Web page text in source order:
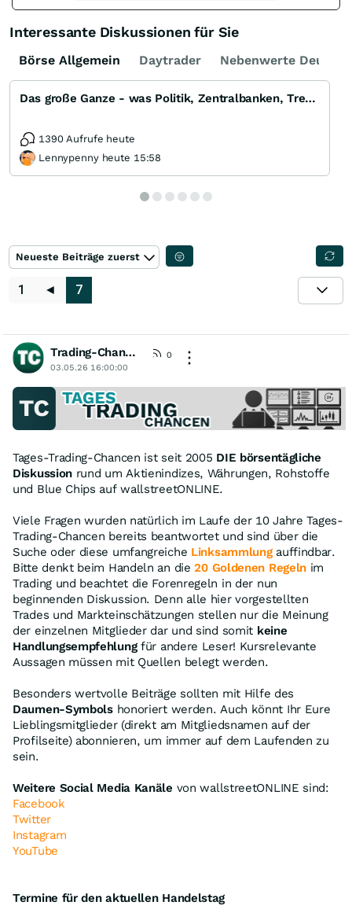
Interessante Diskussionen für Sie
Börse Allgemein Daytrader Nebenwerte
Das große Ganze - was Politik, Zentralbanken, Trends, Medien und Gesellschaft mit Aktien, Rohstoffen
1390 Aufrufe heute
Lennypenny heute 15:58
Neueste Beiträge zuerst
1 ◄ 7
Trading-Chancen [wO]
0
03.05.26 16:00:00
Tages-Trading-Chancen ist seit 2005 DIE börsentägliche
Diskussion rund um Aktienindizes, Währungen, Rohstoffe
und Blue Chips auf wallstreetONLINE.
Viele Fragen wurden natürlich im Laufe der 10 Jahre Tages-
Trading-Chancen bereits beantwortet und sind über die
Suche oder diese umfangreiche Linksammlungauffindbar.
Bitte denkt beim Handeln an die20 Goldenen Regeln im
Trading und beachtet die Forenregeln in der nun
beginnenden Diskussion. Denn alle hier vorgestellten
Trades und Markteinschätzungen stellen nur die Meinung
der einzelnen Mitglieder dar und sind somit keine
Handlungsempfehlungfür andere Leser! Kursrelevante
Aussagen müssen mit Quellen belegt werden.
Besonders wertvolle Beiträge sollten mit Hilfe des
Daumen-Symbolshonoriert werden. Auch könnt Ihr Eure
Lieblingsmitglieder (direkt am Mitgliedsnamen auf der
Profilseite) abonnieren, um immer auf dem Laufenden zu
sein.
Weitere Social Media Kanäle von wallstreetONLINE sind:
Facebook
Twitter
Instagram
YouTube
Termine für den aktuellen Handelstag